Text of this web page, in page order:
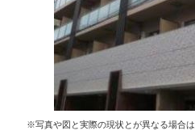
※写真や図と実際の現状とが異なる場合